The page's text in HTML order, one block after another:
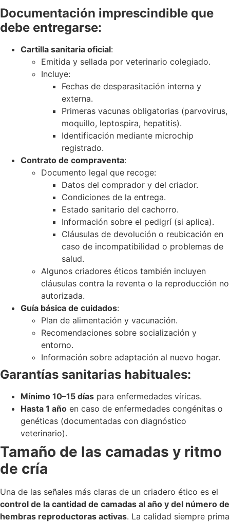
Documentación imprescindible que
debe entregarse:
Cartilla sanitaria oficial:
Emitida y sellada por veterinario colegiado.
Incluye:
Fechas de desparasitación interna y
externa.
Primeras vacunas obligatorias (parvovirus,
moquillo, leptospira, hepatitis).
Identificación mediante microchip
registrado.
Contrato de compraventa:
Documento legal que recoge:
Datos del comprador y del criador.
Condiciones de la entrega.
Estado sanitario del cachorro.
Información sobre el pedigrí (si aplica).
Cláusulas de devolución o reubicación en
caso de incompatibilidad o problemas de
salud.
Algunos criadores éticos también incluyen
cláusulas contra la reventa o la reproducción no
autorizada.
Guía básica de cuidados:
Plan de alimentación y vacunación.
Recomendaciones sobre socialización y
entorno.
Información sobre adaptación al nuevo hogar.
Garantías sanitarias habituales:
Mínimo 10–15 días para enfermedades víricas.
Hasta 1 año en caso de enfermedades congénitas o
genéticas (documentadas con diagnóstico
veterinario).
Tamaño de las camadas y ritmo
de cría
Una de las señales más claras de un criadero ético es el
control de la cantidad de camadas al año y del número de
hembras reproductoras activas. La calidad siempre prima